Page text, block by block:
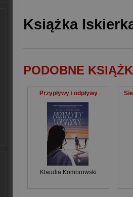
Książka
PODOBNE
Przypływy i odpływy
Klaudia Komorowski